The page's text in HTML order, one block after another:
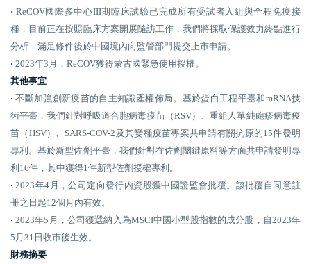
· ReCOV國際多中心III期臨床試驗已完成所有受試者入組與全程免疫接
種，目前正在按照臨床方案開展隨訪工作，我們將採取保護效力終點進行
分析，滿足條件後於中國境內向監管部門提交上市申請。
· 2023年3月，ReCOV獲得蒙古國緊急使用授權。
其他事宜
· 不斷加強創新疫苗的自主知識產權佈局。基於蛋白工程平臺和mRNA技
術平臺，我們針對呼吸道合胞病毒疫苗（RSV）、重組人單純皰疹病毒疫
苗（HSV）、SARS-COV-2及其變種疫苗專案共申請有關抗原的15件發明
專利。基於新型佐劑平臺，我們針對在佐劑關鍵原料等方面共申請發明專
利16件，其中獲得1件新型佐劑授權專利。
· 2023年4月，公司定向發行內資股獲中國證監會批覆。該批覆自同意註
冊之日起12個月內有效。
· 2023年5月，公司獲選納入為MSCI中國小型股指數的成分股，自2023年
5月31日收市後生效。
財務摘要